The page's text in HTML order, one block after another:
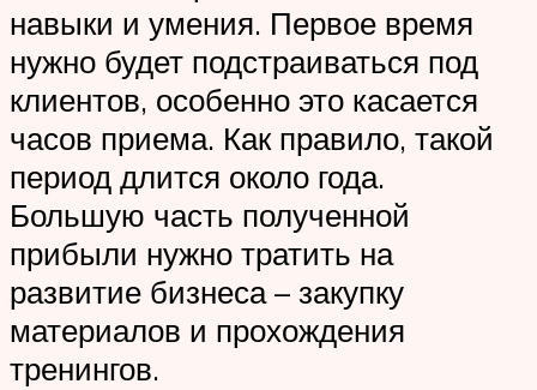
навыки и умения. Первое время
нужно будет подстраиваться под
клиентов, особенно это касается
часов приема. Как правило, такой
период длится около года.
Большую часть полученной
прибыли нужно тратить на
развитие бизнеса – закупку
материалов и прохождения
тренингов.